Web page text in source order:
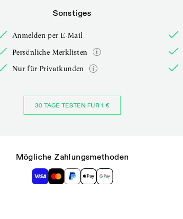
Sonstiges
Anmelden per E-Mail
Persönliche Merklisten
Nur für Privatkunden
30 TAGE TESTEN FÜR 1 €
Mögliche Zahlungsmethoden